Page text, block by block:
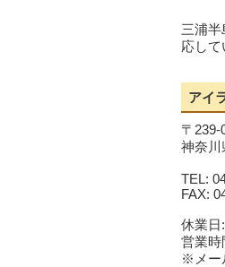
三浦
応して
アイ
〒239-
神奈川
TEL:
FAX:
休業日
営業時
※メー